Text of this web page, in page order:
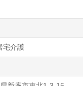
宅介護